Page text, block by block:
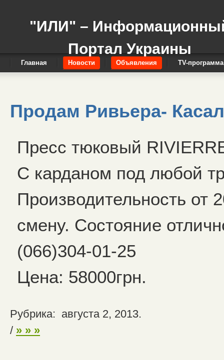
"ИЛИ" –
Портал Украины
Главная Новости Объявления TV-программа
Продам Ривьера-
Пресс тюковый
С карданом под любой
Производительность от
смену. Состояние
(066)304-01-25
Цена: 58000грн.
Рубрика: августа 2, 2013.
/ » » »